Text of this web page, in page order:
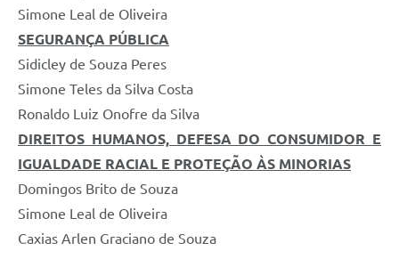
Simone Leal de Oliveira
SEGURANÇA PÚBLICA
Sidicley de Souza Peres
Simone Teles da Silva Costa
Ronaldo Luiz Onofre da Silva
DIREITOS HUMANOS, DEFESA DO CONSUMIDOR E
IGUALDADE RACIAL E PROTEÇÃO ÀS MINORIAS
Domingos Brito de Souza
Simone Leal de Oliveira
Caxias Arlen Graciano de Souza